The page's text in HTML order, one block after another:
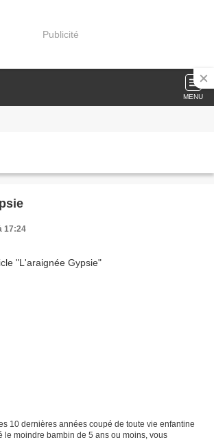
Publicité
MENU
17:24
10 dernières années coupé de toute vie enfantine
le moindre bambin de 5 ans ou moins, vous